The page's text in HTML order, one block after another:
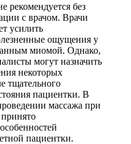
рекомендуется без
с врачом. Врачи
усилить
ощущения у
миомой. Однако,
могут назначить
некоторых
тщательного
пациентки. В
массажа при
пациентки.